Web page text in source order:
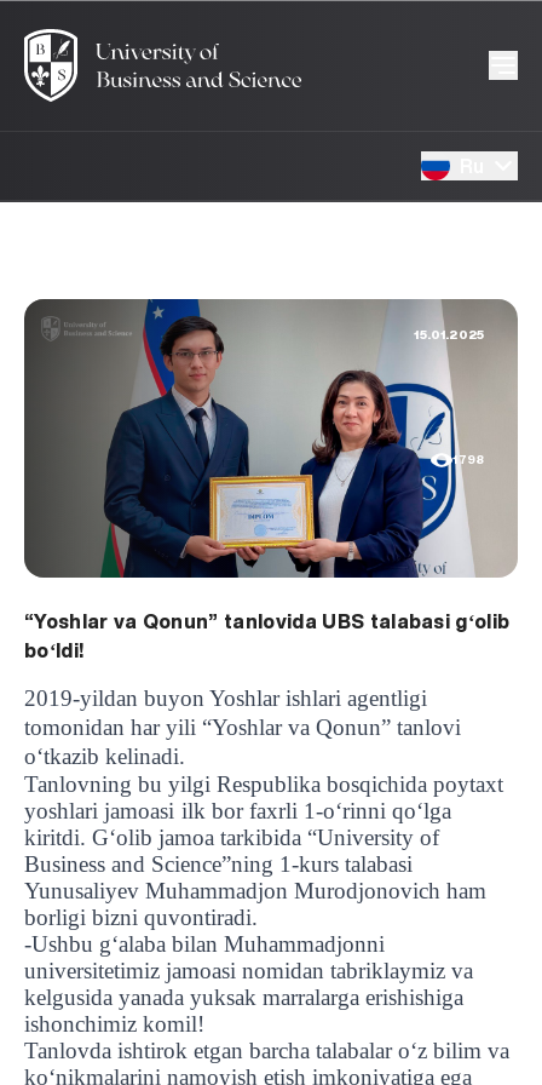
15.01.2025
1798
“Yoshlar va Qonun” tanlovida UBS talabasi gʻolib
boʻldi!
2019-yildan buyon Yoshlar ishlari agentligi
tomonidan har yili “Yoshlar va Qonun” tanlovi
oʻtkazib kelinadi.
Tanlovning bu yilgi Respublika bosqichida poytaxt
yoshlari jamoasi ilk bor faxrli 1-oʻrinni qoʻlga
kiritdi. G‘olib jamoa tarkibida “University of
Business and Science”ning 1-kurs talabasi
Yunusaliyev Muhammadjon Murodjonovich ham
borligi bizni quvontiradi.
-Ushbu g‘alaba bilan Muhammadjonni
universitetimiz jamoasi nomidan tabriklaymiz va
kelgusida yanada yuksak marralarga erishishiga
ishonchimiz komil!
Tanlovda ishtirok etgan barcha talabalar o‘z bilim va
ko‘nikmalarini namoyish etish imkoniyatiga ega